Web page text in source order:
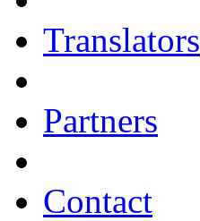
Translators
Partners
Contact